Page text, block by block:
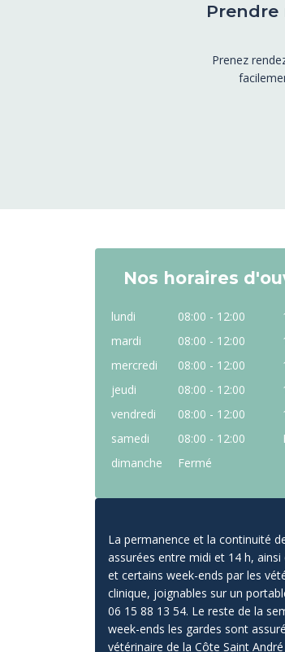
Prendre
Prenez
Nos horaires
lundi 08:00 - 12:00
mardi
08:00 - 12:00
mercredi
08:00 - 12:00
jeudi
08:00 - 12:00
vendredi
08:00 - 12:00
samedi
08:00 - 12:00
dimanche
Fermé
La permanence et la continuité
assurées entre midi et 14 h, ainsi
et certains week-ends par les
clinique, joignables sur un
06 15 88 13 54. Le reste de la
week-ends les gardes sont
vétérinaire de la Côte Saint